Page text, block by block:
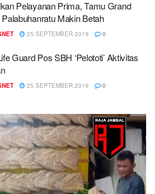
Pelayanan Prima, Tamu Grand
Makin Betah
25 SEPTEMBER 2019 0
Guard Pos SBH ‘Pelototi’ Aktivitas
25 SEPTEMBER 2019 0